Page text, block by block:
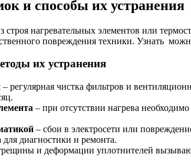
и способы их устранения
строя нагревательных элементов или
повреждения техники. Узнать
их устранения
– регулярная чистка фильтров и
– при отсутствии нагрева
– сбои в электросети или
для диагностики и ремонта.
и деформации уплотнителей